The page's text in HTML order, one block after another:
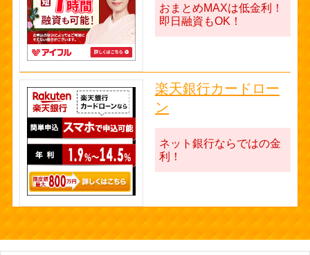
おまとめMAXは低金利！
即日融資もOK！
楽天銀行カードロー
ン
ネット銀行ならではの金
利！